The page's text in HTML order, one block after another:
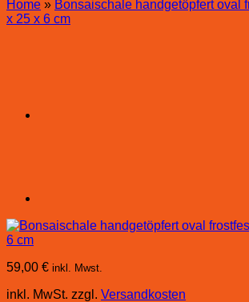
Home » Bonsaischale handgetöpfert oval
x 25 x 6 cm
59,00 € inkl. Mwst.
inkl. MwSt. zzgl. Versandkosten